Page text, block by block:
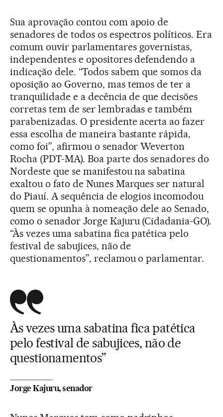
Sua aprovação contou com apoio de
senadores de todos os espectros políticos. Era
comum ouvir parlamentares governistas,
independentes e opositores defendendo a
indicação dele. “Todos sabem que somos da
oposição ao Governo, mas temos de ter a
tranquilidade e a decência de que decisões
corretas tem de ser lembradas e também
parabenizadas. O presidente acerta ao fazer
essa escolha de maneira bastante rápida,
como foi”, afirmou o senador Weverton
Rocha (PDT-MA). Boa parte dos senadores do
Nordeste que se manifestou na sabatina
exaltou o fato de Nunes Marques ser natural
do Piauí. A sequência de elogios incomodou
quem se opunha à nomeação dele ao Senado,
como o senador Jorge Kajuru (Cidadania-GO).
“Às vezes uma sabatina fica patética pelo
festival de sabujices, não de
questionamentos”, reclamou o parlamentar.
Às vezes uma sabatina fica patética
pelo festival de sabujices, não de
questionamentos”
Jorge Kajuru, senador